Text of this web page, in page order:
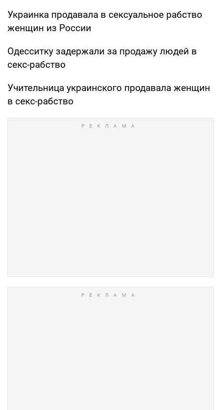
Украинка продавала в сексуальное рабство
женщин из России
Одесситку задержали за продажу людей в
секс-рабство
Учительница украинского продавала женщин
в секс-рабство